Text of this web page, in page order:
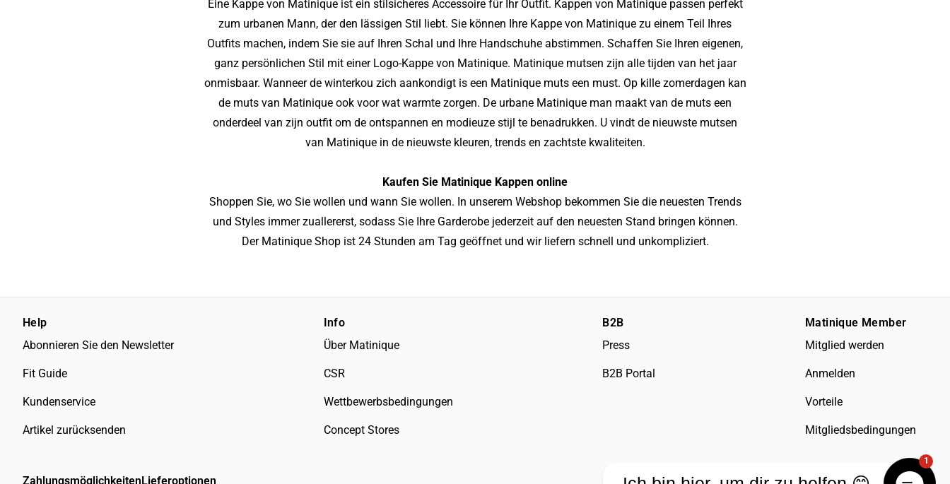
Eine Kappe von Matinique ist ein stilsicheres Accessoire für Ihr Outfit. Kappen von Matinique passen perfekt
zum urbanen Mann, der den lässigen Stil liebt. Sie können Ihre Kappe von Matinique zu einem Teil Ihres
Outfits machen, indem Sie sie auf Ihren Schal und Ihre Handschuhe abstimmen. Schaffen Sie Ihren eigenen,
ganz persönlichen Stil mit einer Logo-Kappe von Matinique. Matinique mutsen zijn alle tijden van het jaar
onmisbaar. Wanneer de winterkou zich aankondigt is een Matinique muts een must. Op kille zomerdagen kan
de muts van Matinique ook voor wat warmte zorgen. De urbane Matinique man maakt van de muts een
onderdeel van zijn outfit om de ontspannen en modieuze stijl te benadrukken. U vindt de nieuwste mutsen
van Matinique in de nieuwste kleuren, trends en zachtste kwaliteiten.
Kaufen Sie Matinique Kappen online
Shoppen Sie, wo Sie wollen und wann Sie wollen. In unserem Webshop bekommen Sie die neuesten Trends
und Styles immer zuallererst, sodass Sie Ihre Garderobe jederzeit auf den neuesten Stand bringen können.
Der Matinique Shop ist 24 Stunden am Tag geöffnet und wir liefern schnell und unkompliziert.
Help
Abonnieren Sie den Newsletter
Fit Guide
Kundenservice
Artikel zurücksenden
Info
Über Matinique
CSR
Wettbewerbsbedingungen
Concept Stores
B2B
Press
B2B Portal
Matinique Member
Mitglied werden
Anmelden
Vorteile
Mitgliedsbedingungen
ZahlungsmöglichkeitenLieferoptionen
1